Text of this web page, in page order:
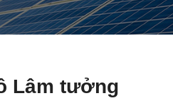
Lâm tưởng